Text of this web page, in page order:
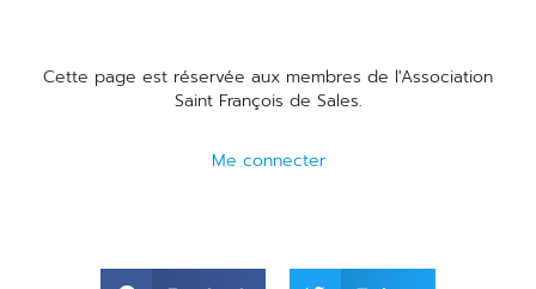
Cette page est réservée aux membres de l'Association
Saint François de Sales.
Me connecter